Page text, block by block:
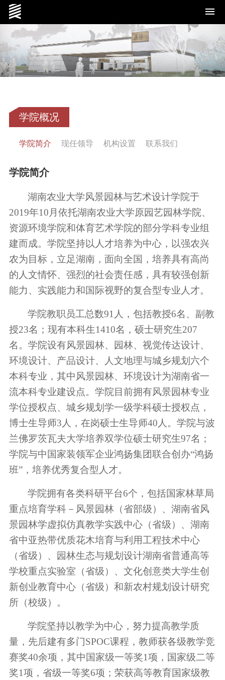
党群工作
本科生教育
研究生教育
科学研究
学院概况
学院简介 现任领导 机构设置 联系我们
学院简介
湖南农业大学风景园林与艺术设计学院于
2019年10月依托湖南农业大学原园艺园林学院、
资源环境学院和体育艺术学院的部分学科专业组
建而成。学院坚持以人才培养为中心，以强农兴
农为目标，立足湖南，面向全国，培养具有高尚
的人文情怀、强烈的社会责任感 ，具有较强创新
能力、实践能力和国际视野的复合型专业人才。
学院教职员工总数91人，包括教授6名、副教
授23名； 现有本科生1410名，硕士研究生207
名。 学院设有风景园林、园林、视觉传达设计、
环境设计、产品设计、人文地理与城乡规划六个
本科专业， 其中风景园林、环境设计为湖南省一
流本科专业建设点。 学院目前拥有风景园林专业
学位授权点、 城乡规划学一级学科硕士授权点 ，
博士生导师3人，在岗硕士生导师40人 。学院与波
兰佛罗茨瓦夫大学培养双学位硕士研究生97名 ；
学院与中国家装领军企业鸿扬集团联合创办“鸿扬
班”，培养优秀复合型人才。
学院拥有各类科研平台6个，包括国家林草局
重点培育学科－风景园林（省部级）、 湖南省风
景园林学虚拟仿真教学实践中心（省级） 、湖南
省中亚热带优质花木培育与利用工程技术中心
（省级）、园林生态与规划设计湖南省普通高等
学校重点实验室（省级） 、文化创意类大学生创
新创业教育中心（省级） 和新农村规划设计研究
所（校级）。
学院坚持以教学为中心，努力提高教学质
量，先后建有多门SPOC课程， 教师获各级教学竞
赛奖40余项，其中国家级一等奖1项，国家级二等
奖1项，省级一等奖6项 ； 荣获高等教育国家级教